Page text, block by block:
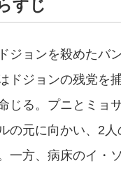
すじ
ジョンを殺めたバ
ドジョンの残党を
じる。プニとミョ
の元に向かい、2
一方、病床のイ・